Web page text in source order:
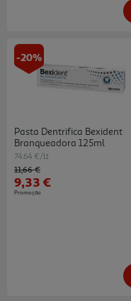
-20%
Pasta Dentrifica Bexident
Branqueadora 125ml
74.64 €/Lt
Price reduced from
11,66 €to
9,33 €
Promoção